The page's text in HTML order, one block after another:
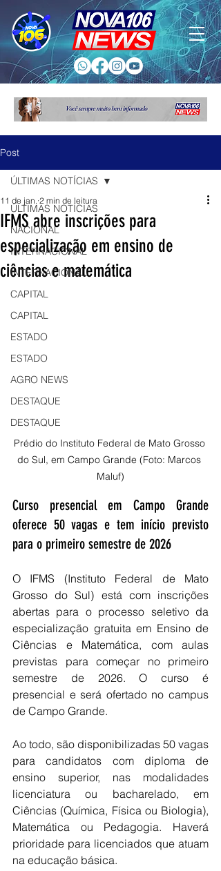
Post
ÚLTIMAS NOTÍCIAS
NACIONAL
INTERNACIONAL
INTERNACIONAL
CAPITAL
CAPITAL
ESTADO
ESTADO
AGRO NEWS
DESTAQUE
DESTAQUE
ÚLTIMAS NOTÍCIAS
IFMS abre inscrições para
especialização em ensino de
ciências e matemática
11 de jan. 2 min de leitura
Prédio do Instituto Federal de Mato Grosso
do Sul, em Campo Grande (Foto: Marcos
Maluf)
Curso presencial em Campo Grande
oferece 50 vagas e tem início previsto
para o primeiro semestre de 2026
O IFMS (Instituto Federal de Mato
Grosso do Sul) está com inscrições
abertas para o processo seletivo da
especialização gratuita em Ensino de
Ciências e Matemática, com aulas
previstas para começar no primeiro
semestre de 2026. O curso é
presencial e será ofertado no campus
de Campo Grande.
Ao todo, são disponibilizadas 50 vagas
para candidatos com diploma de
ensino superior, nas modalidades
licenciatura ou bacharelado, em
Ciências (Química, Física ou Biologia),
Matemática ou Pedagogia. Haverá
prioridade para licenciados que atuam
na educação básica.